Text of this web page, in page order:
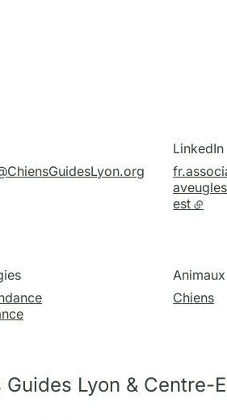
Animaux
Chiens
LinkedIn
est
Lyon & Centre-